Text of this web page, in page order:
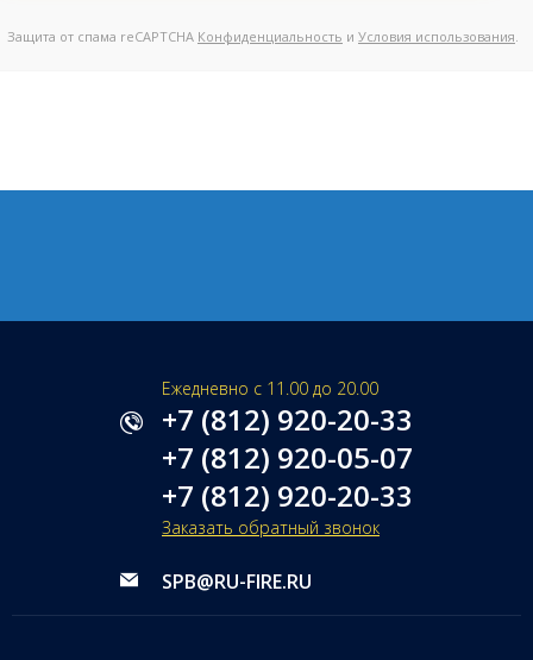
Защита от спама reCAPTCHA Конфиденциальность и Условия использования
Ежедневно с 11.00 до 20.00
+7 (812) 920-20-33
+7 (812) 920-05-07
+7 (812) 920-20-33
Заказать обратный звонок
SPB@RU-FIRE.RU